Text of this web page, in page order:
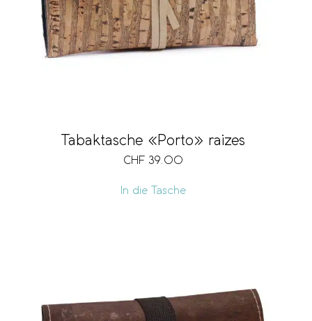
Tabaktasche «Porto» raizes
CHF 39.00
In die Tasche